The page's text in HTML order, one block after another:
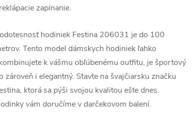
zapínanie.
hodiniek Festina 206031 je do 100
Tento model dámskych hodiniek ľahko
k vášmu obľúbenému outfitu, je športový
zároveň i elegantný. Stavte na švajčiarsku značku
ktorá sa pýši svojou kvalitou ešte dnes.
vám doručíme v darčekovom balení.